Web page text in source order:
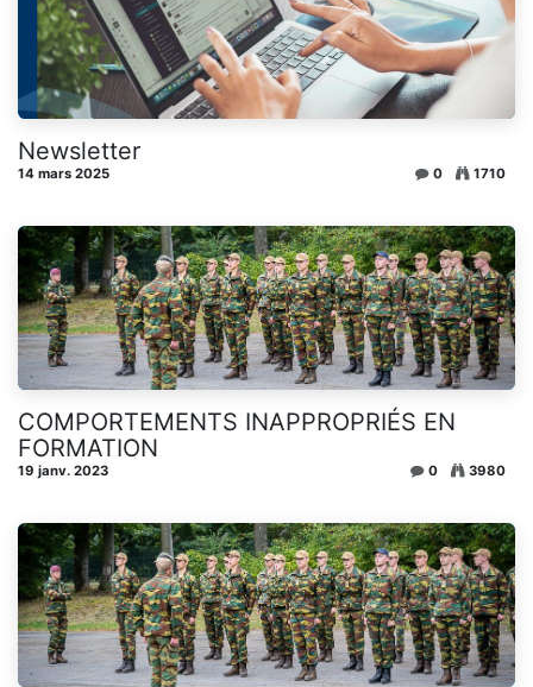
Newsletter
14 mars 2025 0 1710
COMPORTEMENTS INAPPROPRIÉS EN
FORMATION
19 janv. 2023 0 3980